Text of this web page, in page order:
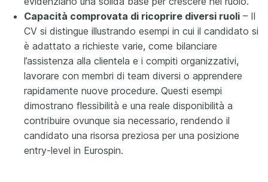
Capacità comprovata di ricoprire diversi ruoli – Il
CV si distingue illustrando esempi in cui il candidato si
è adattato a richieste varie, come bilanciare
l’assistenza alla clientela e i compiti organizzativi,
lavorare con membri di team diversi o apprendere
rapidamente nuove procedure. Questi esempi
dimostrano flessibilità e una reale disponibilità a
contribuire ovunque sia necessario, rendendo il
candidato una risorsa preziosa per una posizione
entry-level in Eurospin.